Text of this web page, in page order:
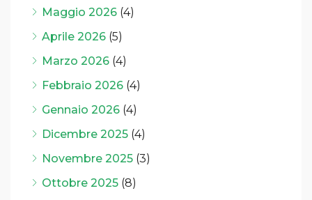
Maggio 2026 (4)
Aprile 2026 (5)
Marzo 2026 (4)
Febbraio 2026 (4)
Gennaio 2026 (4)
Dicembre 2025 (4)
Novembre 2025 (3)
Ottobre 2025 (8)